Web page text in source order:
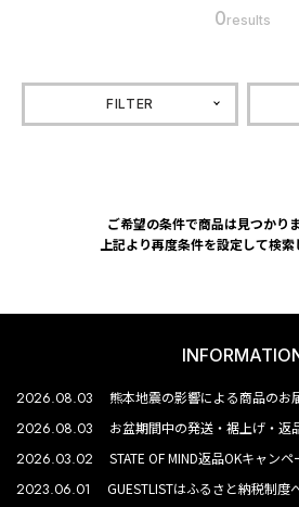
0results
FILTER
ご希望の条件で商品は見つかり
上記より再度条件を設定して検索
2026.08.03 熊本地震の影響による商品のお
2026.08.03 お盆期間中の発送・裾上げ・返
2026.03.02 STATE OF MIND返品OKキャン
2023.06.01 GUESTLISTはふるさと納税制度